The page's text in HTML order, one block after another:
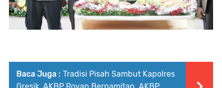
Baca Juga : Tradisi Pisah Sambut Kapolres